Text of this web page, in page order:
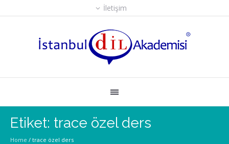
İletişim
Etiket: trace özel ders
Home / trace özel ders